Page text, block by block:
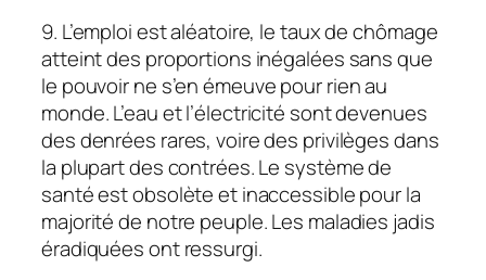
9. L’emploi est aléatoire, le taux de chômage
atteint des proportions inégalées sans que
le pouvoir ne s’en émeuve pour rien au
monde. L’eau et l’électricité sont devenues
des denrées rares, voire des privilèges dans
la plupart des contrées. Le système de
santé est obsolète et inaccessible pour la
majorité de notre peuple. Les maladies jadis
éradiquées ont ressurgi.